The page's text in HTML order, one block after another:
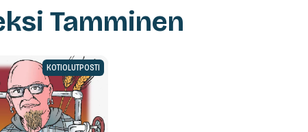
Tamminen
KOTIOLUTPOSTI